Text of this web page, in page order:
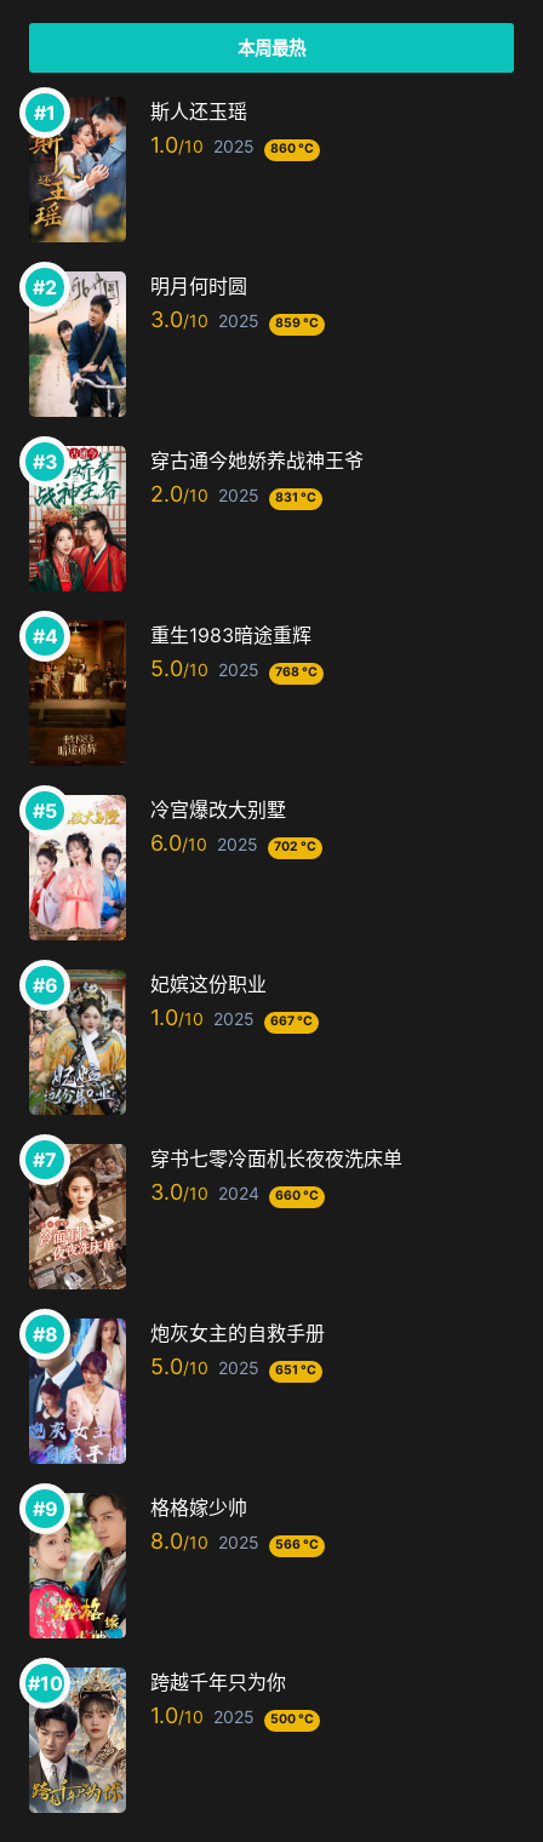
本周最热
斯人还玉瑶
1.0 2025 860 °C
明月何时圆
3.0 2025 859 °C
穿古通今她娇养战神王爷
2.0 2025 831 °C
重生1983暗途重辉
5.0 2025 768 °C
冷宫爆改大别墅
6.0 2025 702 °C
妃嫔这份职业
1.0 2025 667 °C
穿书七零冷面机长夜夜洗床单
3.0 2024 660 °C
炮灰女主的自救手册
5.0 2025 651 °C
格格嫁少帅
8.0 2025 566 °C
跨越千年只为你
1.0 2025 500 °C